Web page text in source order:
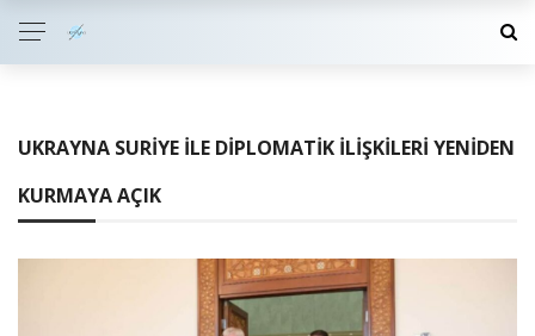
UKRAYNA SURIYE ILE DIPLOMATIK İLIŞKILERI YENIDEN
KURMAYA AÇIK